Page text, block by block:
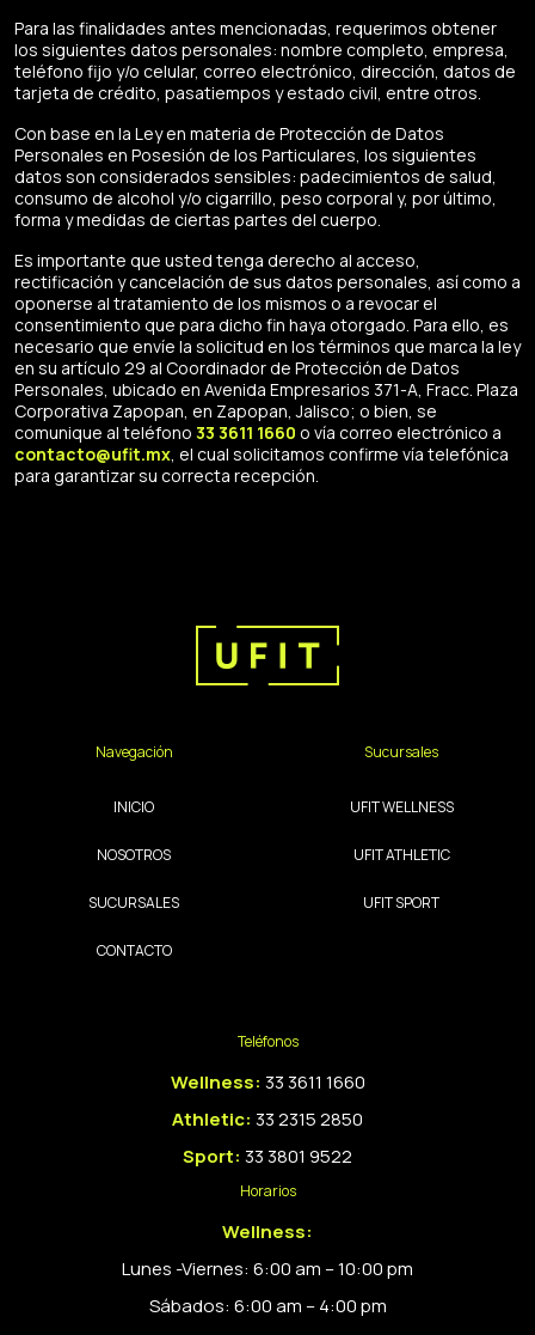
Para las finalidades antes mencionadas, requerimos obtener
los siguientes datos personales: nombre completo, empresa,
teléfono fijo y/o celular, correo electrónico, dirección, datos de
tarjeta de crédito, pasatiempos y estado civil, entre otros.
Con base en la Ley en materia de Protección de Datos
Personales en Posesión de los Particulares, los siguientes
datos son considerados sensibles: padecimientos de salud,
consumo de alcohol y/o cigarrillo, peso corporal y, por último,
forma y medidas de ciertas partes del cuerpo.
Es importante que usted tenga derecho al acceso,
rectificación y cancelación de sus datos personales, así como a
oponerse al tratamiento de los mismos o a revocar el
consentimiento que para dicho fin haya otorgado. Para ello, es
necesario que envíe la solicitud en los términos que marca la ley
en su artículo 29 al Coordinador de Protección de Datos
Personales, ubicado en Avenida Empresarios 371-A, Fracc. Plaza
Corporativa Zapopan, en Zapopan, Jalisco; o bien, se
comunique al teléfono 33 3611 1660 o vía correo electrónico a
contacto@ufit.mx, el cual solicitamos confirme vía telefónica
para garantizar su correcta recepción.
Navegación
INICIO
NOSOTROS
SUCURSALES
CONTACTO
Sucursales
UFIT WELLNESS
UFIT ATHLETIC
UFIT SPORT
Teléfonos
Wellness: 33 3611 1660
Athletic: 33 2315 2850
Sport: 33 3801 9522
Horarios
Wellness:
Lunes -Viernes: 6:00 am – 10:00 pm
Sábados: 6:00 am – 4:00 pm